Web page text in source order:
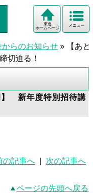
メニュー
東進
ホームページ
からのお知らせ »
【あと
切迫る！
新年度特別招待講
の記事へ 次の記事へ
ページの先頭へ戻る